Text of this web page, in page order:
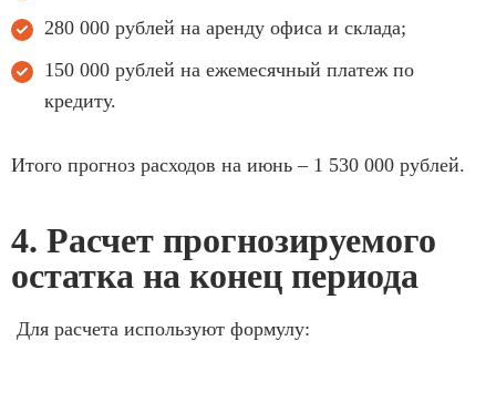
280 000 рублей на аренду офиса и склада;
150 000 рублей на ежемесячный платеж по
кредиту.
Итого прогноз расходов на июнь – 1 530 000 рублей.
4. Расчет прогнозируемого
остатка на конец периода
Для расчета используют формулу: